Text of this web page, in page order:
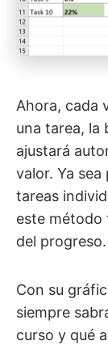
Ahora, cada
una tarea, la
ajustará
valor. Ya
tareas
este método
del progreso.
Con su
siempre
curso y qué